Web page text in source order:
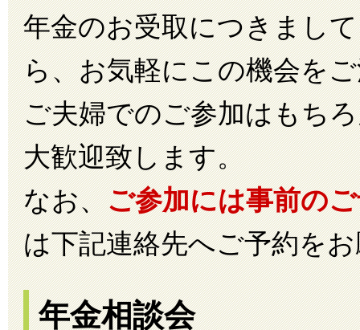
年金のお受取につきまし
ら、お気軽にこの機会を
ご夫婦でのご参加はもち
大歓迎致します。
なお、ご参加には事前の
は下記連絡先へご予約を
年金相談会